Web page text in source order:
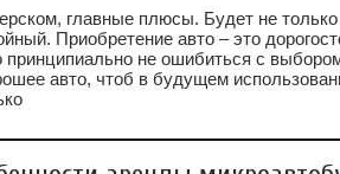
главные плюсы. Будет не
Приобретение авто – это
принципиально не ошибиться с
авто, чтоб в будущем